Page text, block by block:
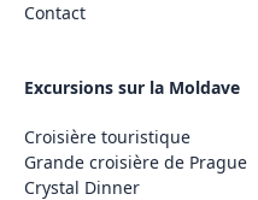
Contact
Excursions sur la Moldave
Croisière touristique
Grande croisière de Prague
Crystal Dinner